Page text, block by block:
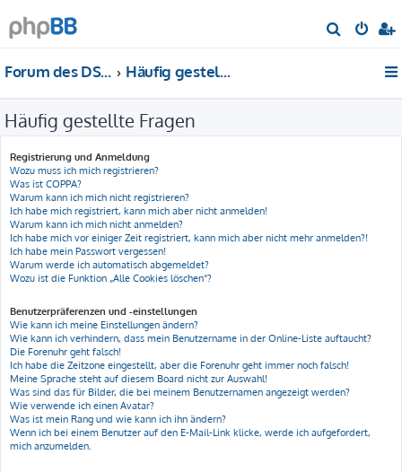
u
Forum des DS-Club Deutschland e.V. Häufig gestellte Fragen
Häufig gestellte Fragen
Registrierung und Anmeldung
Wozu muss ich mich registrieren?
Was ist COPPA?
Warum kann ich mich nicht registrieren?
Ich habe mich registriert, kann mich aber nicht anmelden!
Warum kann ich mich nicht anmelden?
Ich habe mich vor einiger Zeit registriert, kann mich aber nicht mehr anmelden?!
Ich habe mein Passwort vergessen!
Warum werde ich automatisch abgemeldet?
Wozu ist die Funktion „Alle Cookies löschen“?
Benutzerpräferenzen und -einstellungen
Wie kann ich meine Einstellungen ändern?
Wie kann ich verhindern, dass mein Benutzername in der Online-Liste auftaucht?
Die Forenuhr geht falsch!
Ich habe die Zeitzone eingestellt, aber die Forenuhr geht immer noch falsch!
Meine Sprache steht auf diesem Board nicht zur Auswahl!
Was sind das für Bilder, die bei meinem Benutzernamen angezeigt werden?
Wie verwende ich einen Avatar?
Was ist mein Rang und wie kann ich ihn ändern?
Wenn ich bei einem Benutzer auf den E-Mail-Link klicke, werde ich aufgefordert,
mich anzumelden.